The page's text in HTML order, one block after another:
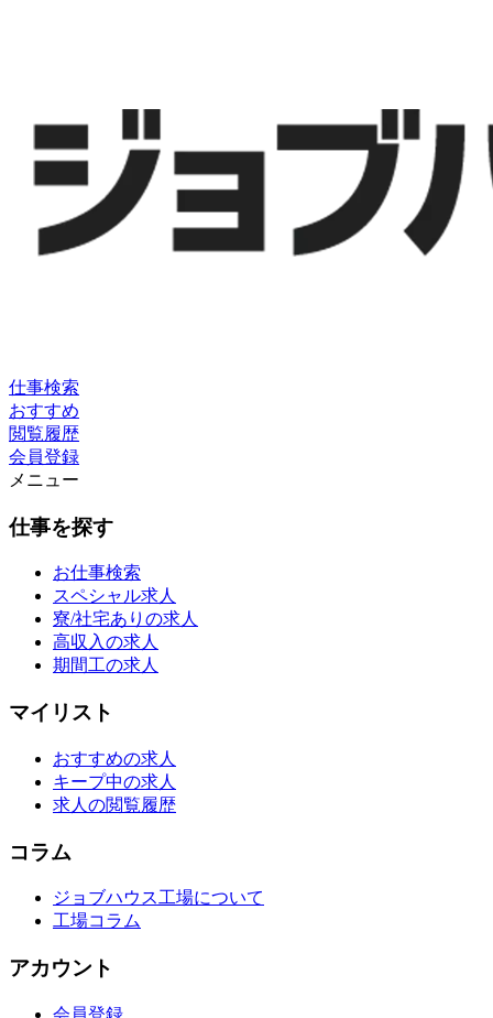
仕事検索
おすすめ
閲覧履歴
会員登録
メニュー
仕事を探す
お仕事検索
スペシャル求人
寮/社宅ありの求人
高収入の求人
期間工の求人
マイリスト
おすすめの求人
キープ中の求人
求人の閲覧履歴
コラム
ジョブハウス工場について
工場コラム
アカウント
会員登録